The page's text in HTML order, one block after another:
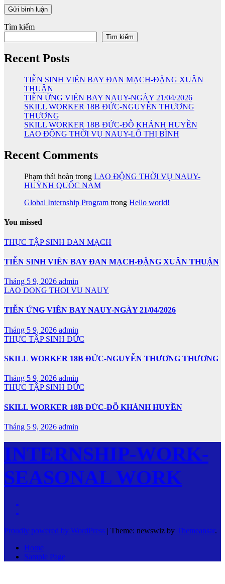
Tìm kiếm
Tìm kiếm
Recent Posts
TIỄN SINH VIÊN BAY ĐAN MẠCH-ĐẶNG XUÂN
THUẬN
TIỄN ỨNG VIÊN BAY NAUY-NGÀY 21/04/2026
SKILL WORKER 18B ĐỨC-NGUYỄN THƯƠNG
THƯƠNG
SKILL WORKER 18B ĐỨC-ĐỖ KHÁNH HUYỀN
LAO ĐỘNG THỜI VỤ NAUY-LÔ THỊ BÌNH
Recent Comments
Phạm thái hoàn trong LAO ĐỘNG THỜI VỤ NAUY-
HUỲNH QUỐC NAM
Global Internship Program trong Hello world!
You missed
THỰC TẬP SINH ĐAN MẠCH
TIỄN SINH VIÊN BAY ĐAN MẠCH-ĐẶNG XUÂN THUẬN
Tháng 5 9, 2026 admin
LAO DONG THOI VU NAUY
TIỄN ỨNG VIÊN BAY NAUY-NGÀY 21/04/2026
Tháng 5 9, 2026 admin
THỰC TẬP SINH ĐỨC
SKILL WORKER 18B ĐỨC-NGUYỄN THƯƠNG THƯƠNG
Tháng 5 9, 2026 admin
THỰC TẬP SINH ĐỨC
SKILL WORKER 18B ĐỨC-ĐỖ KHÁNH HUYỀN
Tháng 5 9, 2026 admin
INTERNSHIP-WORK-
SEASONAL WORK
Proudly powered by WordPress | Theme: newswiz by Themeansar.
Home
Sample Page